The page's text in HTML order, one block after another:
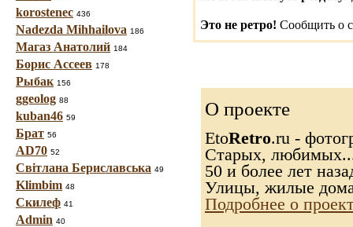
korostenec 436
Nadezda Mihhailova 186
Магаз Анатолий 184
Борис Ассеев 178
Рыбак 156
ggeolog 88
kuban46 59
Брат 56
AD70 52
Світлана Бериславська 49
Klimbim 48
Скилеф 41
Admin 40
Это не ретро! Сообщить о
О проекте
EtoRetro.ru -
Старых,
50 и более лет
Улицы, жилые
Подробнее о